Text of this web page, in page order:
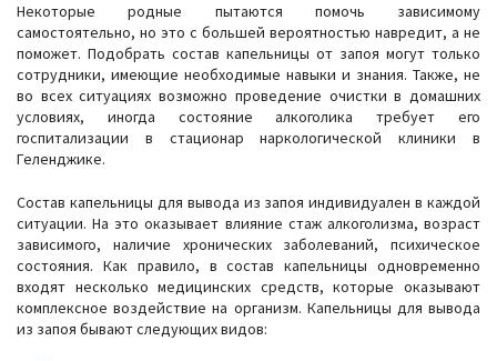
Некоторые родные пытаются помочь зависимому
самостоятельно, но это с большей вероятностью навредит, а не
поможет. Подобрать состав капельницы от запоя могут только
сотрудники, имеющие необходимые навыки и знания. Также, не
во всех ситуациях возможно проведение очистки в домашних
условиях, иногда состояние алкоголика требует его
госпитализации в стационар наркологической клиники в
Геленджике.
Состав капельницы для вывода из запоя индивидуален в каждой
ситуации. На это оказывает влияние стаж алкоголизма, возраст
зависимого, наличие хронических заболеваний, психическое
состояния. Как правило, в состав капельницы одновременно
входят несколько медицинских средств, которые оказывают
комплексное воздействие на организм. Капельницы для вывода
из запоя бывают следующих видов: